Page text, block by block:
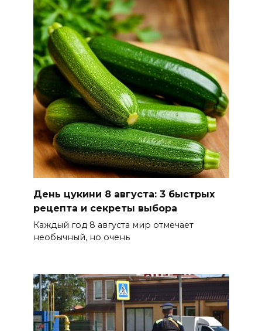
повышения доступности
медицинской помощи с
участием федеральных
экспертов
08 августа 2026 17:40
В Новочеркасске построят
новую модульную котельную
и благоустроят проспект
Платовский
08 августа 2026 17:18
Это стало нашей традицией:
ростовчане установили
самодельные поилки для
бездомных животных
Журналисты «ДОН 24» вышли
на субботник в парке
Островского
День цукини 8 августа: 3 быстрых
рецепта и секреты выбора
Каждый год 8 августа мир отмечает
необычный, но очень